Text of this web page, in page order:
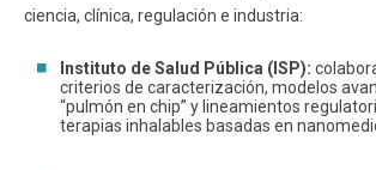
ciencia, clínica, regulación e industria:
Instituto de Salud Pública (ISP):
criterios de caracterización, modelos
“pulmón en chip” y lineamientos
terapias inhalables basadas en